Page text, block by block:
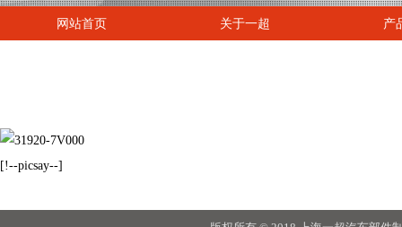
网站首页 关于一超 产
[!--picsay--]